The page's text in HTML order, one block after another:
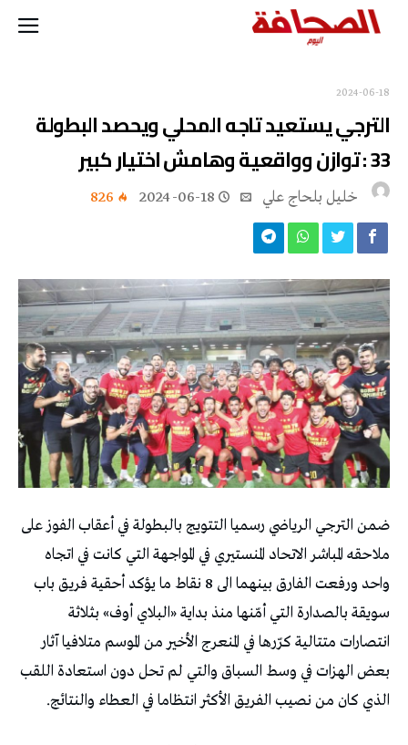
2024-06-18
الترجي يستعيد تاجه المحلي ويحصد البطولة
33 : توازن وواقعية وهامش اختيار كبير
خليل‭ ‬بلحاج‭ ‬علي 2024-06-18
826
ضمن الترجي الرياضي رسميا التتويج بالبطولة في أعقاب الفوز على
ملاحقه المباشر الاتحاد المنستيري في المواجهة التي كانت في اتجاه
واحد ورفعت الفارق بينهما الى 8 نقاط ما يؤكد أحقية فريق باب
سويقة بالصدارة التي أمّنها منذ بداية «البلاي أوف» بثلاثة
انتصارات متتالية كرّرها في المنعرج الأخير من الموسم متلافيا آثار
بعض الهزات في وسط السباق والتي لم تحل دون استعادة اللقب
الذي كان من نصيب الفريق الأكثر انتظاما في العطاء والنتائج.